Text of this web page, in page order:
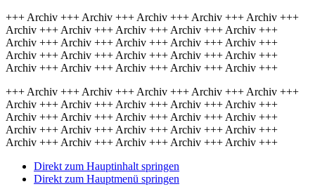
+++ Archiv +++ Archiv +++ Archiv +++ Archiv +++ Archiv +++
Archiv +++ Archiv +++ Archiv +++ Archiv +++ Archiv +++
Archiv +++ Archiv +++ Archiv +++ Archiv +++ Archiv +++
Archiv +++ Archiv +++ Archiv +++ Archiv +++ Archiv +++
Archiv +++ Archiv +++ Archiv +++ Archiv +++ Archiv +++
+++ Archiv +++ Archiv +++ Archiv +++ Archiv +++ Archiv +++
Archiv +++ Archiv +++ Archiv +++ Archiv +++ Archiv +++
Archiv +++ Archiv +++ Archiv +++ Archiv +++ Archiv +++
Archiv +++ Archiv +++ Archiv +++ Archiv +++ Archiv +++
Archiv +++ Archiv +++ Archiv +++ Archiv +++ Archiv +++
Direkt zum Hauptinhalt springen
Direkt zum Hauptmenü springen